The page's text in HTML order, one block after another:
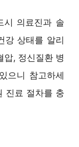
시 의료진과 솔
강 상태를 알리
압, 정신질환 병
으니 참고하세
진료 절차를 충